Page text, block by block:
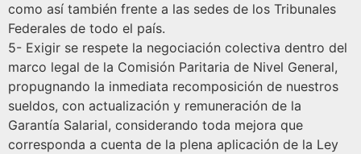
como así también frente a las sedes de los Tribunales
Federales de todo el país.
5- Exigir se respete la negociación colectiva dentro del
marco legal de la Comisión Paritaria de Nivel General,
propugnando la inmediata recomposición de nuestros
sueldos, con actualización y remuneración de la
Garantía Salarial, considerando toda mejora que
corresponda a cuenta de la plena aplicación de la Ley